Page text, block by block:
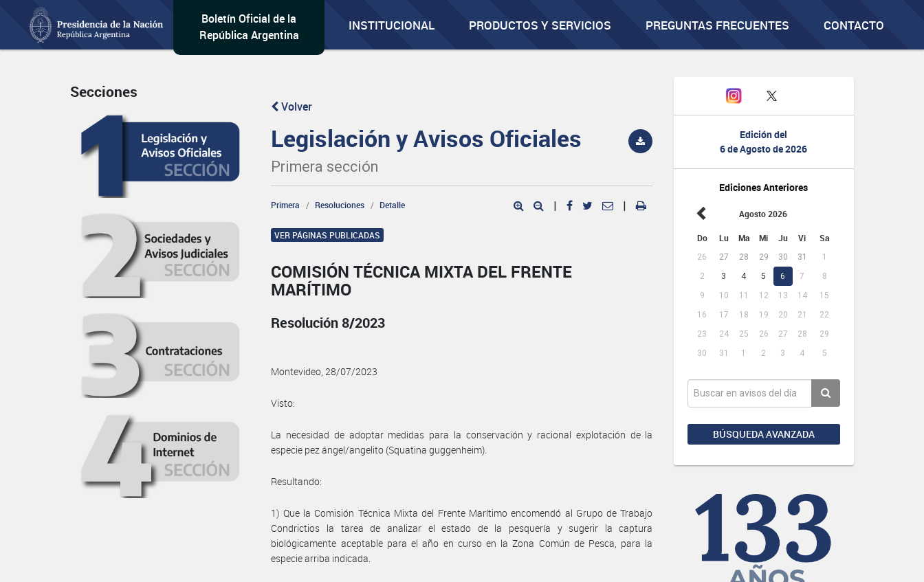
Boletín Oficial de la
República Argentina
INSTITUCIONAL PRODUCTOS Y SERVICIOS PREGUNTAS FRECUENTES CONTACTO
Edición del
6 de Agosto de 2026
Ediciones Anteriores
Agosto 2026
Do Lu Ma Mi Ju Vi Sa
26 27 28 29 30 31
1
2
3 4 5 6 7
8
9
10 11 12 13 14
15
16
17 18 19 20 21
22
23
24 25 26 27 28
29
30
31 1 2 3 4 5
BÚSQUEDA AVANZADA
Secciones
Volver
Legislación y Avisos Oficiales
Primera sección
Primera Resoluciones Detalle | |
VER PÁGINAS PUBLICADAS
COMISIÓN TÉCNICA MIXTA DEL FRENTE
MARÍTIMO
Resolución 8/2023
Montevideo, 28/07/2023
Visto:
La necesidad de adoptar medidas para la conservación y racional explotación de la
especie pez ángel/angelito (Squatina guggenheim).
Resultando:
1) Que la Comisión Técnica Mixta del Frente Marítimo encomendó al Grupo de Trabajo
Condrictios la tarea de analizar el estado de la pesquería y sugerir la captura
biológicamente aceptable para el año en curso en la Zona Común de Pesca, para la
especie arriba indicada.